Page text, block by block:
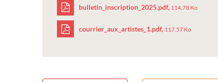
bulletin_inscription_2025.pdf, 114.78 Ko
courrier_aux_artistes_1.pdf, 117.57 Ko